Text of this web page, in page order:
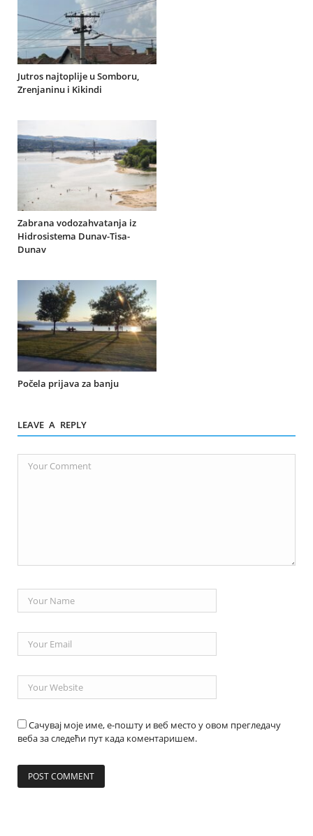
Jutros najtoplije u Somboru,
Zrenjaninu i Kikindi
Zabrana vodozahvatanja iz
Hidrosistema Dunav-Tisa-
Dunav
Počela prijava za banju
LEAVE A REPLY
Сачувај моје име, е-пошту и веб место у овом прегледачу
веба за следећи пут када коментаришем.